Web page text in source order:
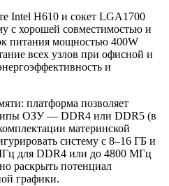
Intel H610 и сокет LGA1700
с хорошей совместимостью и
питания мощностью 400W
всех узлов при офисной и
и
платформа позволяет
ОЗУ — DDR4 или DDR5 (в
материнской
систему с 8–16 ГБ и
для DDR4 или до 4800 МГц
раскрыть потенциал
графики.